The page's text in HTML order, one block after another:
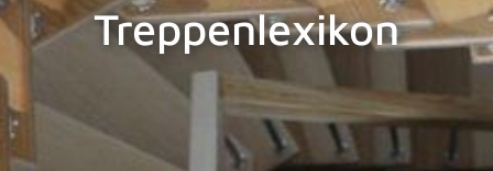
Treppenlexikon